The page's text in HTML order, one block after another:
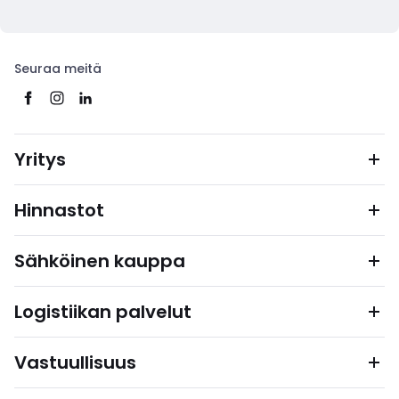
Seuraa meitä
Yritys
Hinnastot
Sähköinen kauppa
Logistiikan palvelut
Vastuullisuus